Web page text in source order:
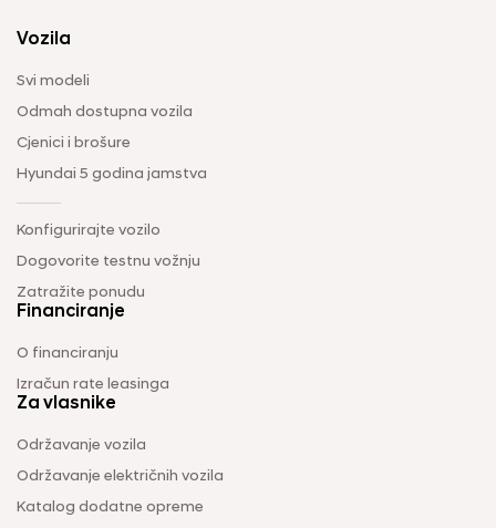
Vozila
Svi modeli
Odmah dostupna vozila
Cjenici i brošure
Hyundai 5 godina jamstva
Konfigurirajte vozilo
Dogovorite testnu vožnju
Zatražite ponudu
Financiranje
O financiranju
Izračun rate leasinga
Za vlasnike
Održavanje vozila
Održavanje električnih vozila
Katalog dodatne opreme